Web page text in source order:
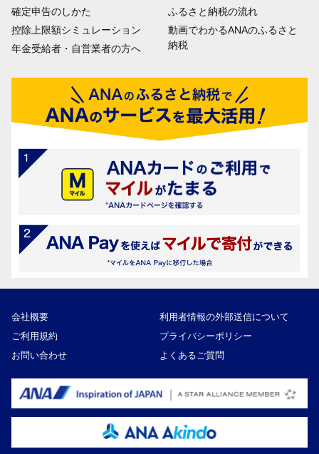
確定申告のしかた
控除上限額シミュレーション
年金受給者・自営業者の方へ
ふるさと納税の流れ
動画でわかるANAのふるさと
納税
会社概要
利用者情報の外部送信について
ご利用規約
プライバシーポリシー
お問い合わせ
よくあるご質問